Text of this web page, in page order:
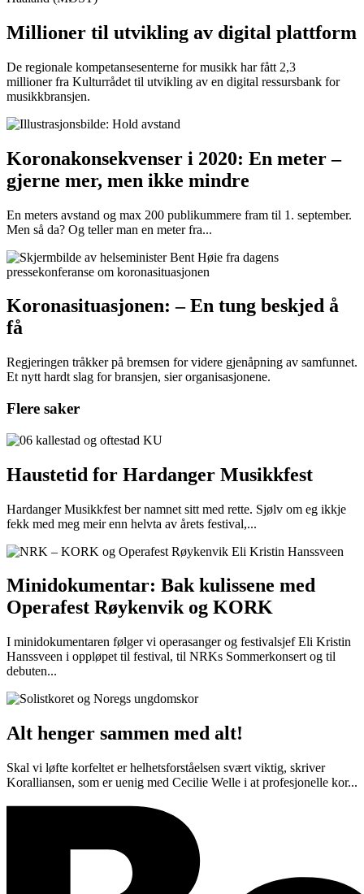
Millioner til utvikling av digital plattform
De regionale kompetansesenterne for musikk har fått ​2,3
millioner fra Kulturrådet til utvikling av en ​digital ressursbank for
musikkbransjen​.
Koronakonsekvenser i 2020: En meter –
gjerne mer, men ikke mindre
En meters avstand og max 200 publikummere fram til 1. september.
Men så da? Og teller man en meter fra...
Koronasituasjonen: – En tung beskjed å
få
Regjeringen tråkker på bremsen for videre gjenåpning av samfunnet.
Et nytt hardt slag for bransjen, sier organisasjonene.
Flere saker
Haustetid for Hardanger Musikkfest
Hardanger Musikkfest ber namnet sitt med rette. Sjølv om eg ikkje
fekk med meg meir enn helvta av årets festival,...
Minidokumentar: Bak kulissene med
Operafest Røykenvik og KORK
I minidokumentaren følger vi operasanger og festivalsjef Eli Kristin
Hanssveen i oppløpet til festival, til NRKs Sommerkonsert og til
debuten...
Alt henger sammen med alt!
Skal vi løfte korfeltet er helhetsforståelsen svært viktig, skriver
Koralliansen, som er uenig med Cecilie Welle i at profesjonelle kor...